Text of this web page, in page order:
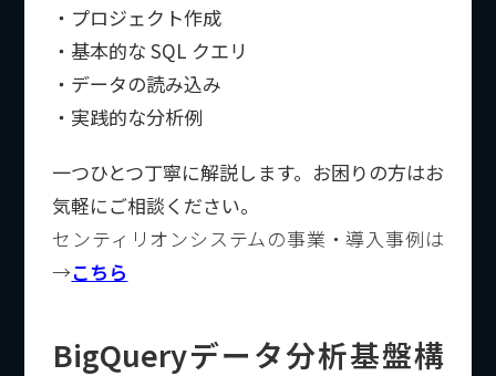
・プロジェクト作成
・基本的な SQL クエリ
・データの読み込み
・実践的な分析例
一つひとつ丁寧に解説します。お困りの方はお
気軽にご相談ください。
センティリオンシステムの事業・導入事例は
→こちら
BigQueryデータ分析基盤構